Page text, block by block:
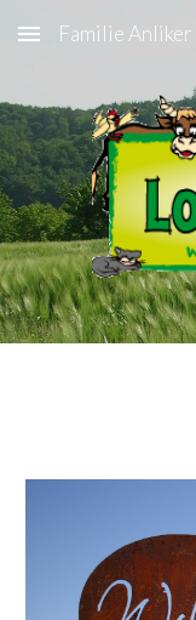
Skip to main content
Familie Anliker